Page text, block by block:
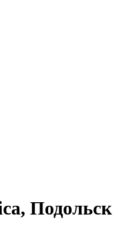
Подольск